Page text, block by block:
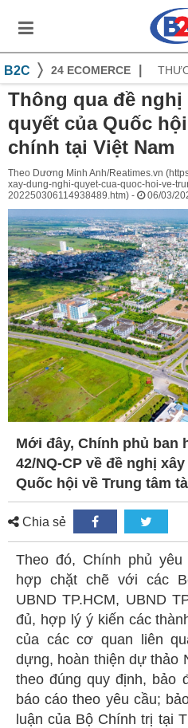
B2C 24 ECOMERCE
Thông qua đề
quyết của Quốc
chính tại Việt Nam
Theo Dương Minh Anh/Reatimes.vn
xay-dung-nghi-quyet-cua-quoc-hoi-ve-
202250306114938489.htm) -
06/03/
Mới đây, Chính phủ ban
42/NQ-CP về đề nghị
Quốc hội về Trung tâm
Chia sẻ
Theo đó, Chính phủ
hợp chặt chẽ với các
UBND TP.HCM, UBND
đủ, hợp lý ý kiến các
của các cơ quan liên
dựng, hoàn thiện dự thảo
theo đúng quy định, bảo
báo cáo theo yêu cầu;
luận của Bộ Chính trị tại